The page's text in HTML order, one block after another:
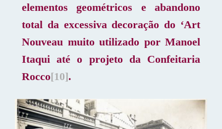
elementos geométricos e abandono
total da excessiva decoração do ‘Art
Nouveau muito utilizado por Manoel
Itaqui até o projeto da Confeitaria
Rocco[10].